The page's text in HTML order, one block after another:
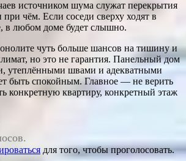
источником шума служат перекрытия
чём. Если соседи сверху ходят в
в любом доме будет слышно.
чуть больше шансов на тишину и
но это не гарантия. Панельный дом
утеплёнными швами и адекватными
быть спокойным. Главное — не верить
конкретную квартиру, конкретный этаж
для того, чтобы проголосовать.